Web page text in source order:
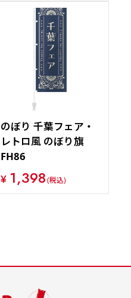
のぼり 千葉フェア・
レトロ風 のぼり旗
FH86
¥ 1,398(税込)